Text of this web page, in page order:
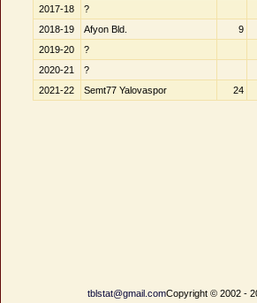
2017-18
?
2018-19
Afyon Bld. 9
2019-20
?
2020-21
?
2021-22
Semt77 Yalovaspor 24
tblstat@gmail.comCopyright © 2002 -